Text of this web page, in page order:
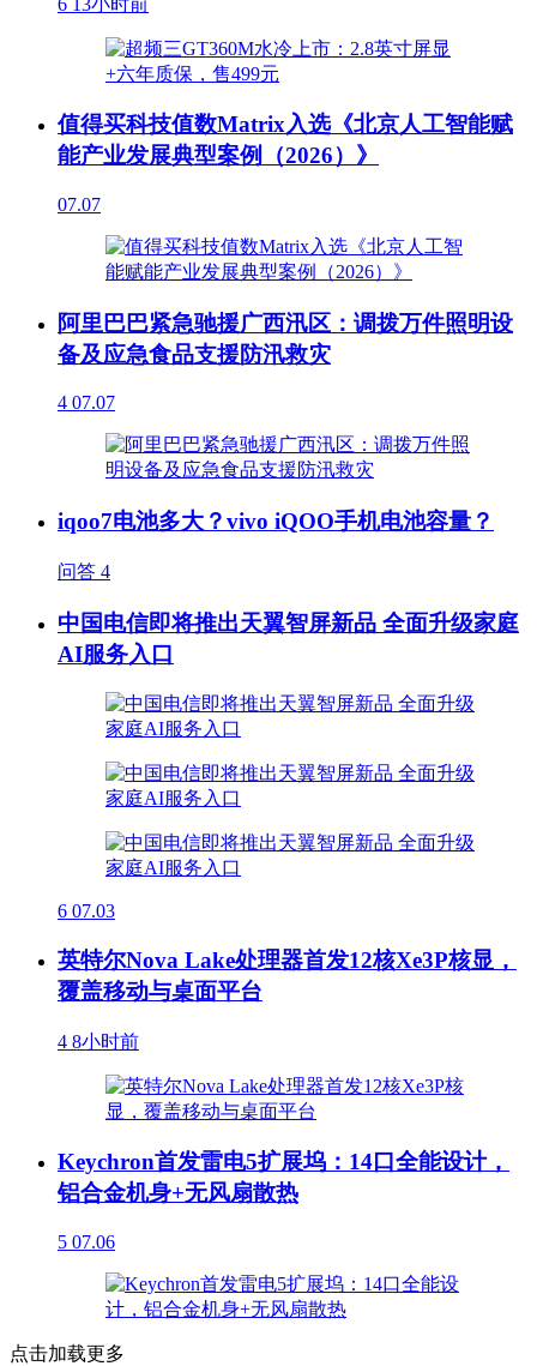
值得买科技值数Matrix入选《北京人工智能赋
能产业发展典型案例（2026）》
07.07
阿里巴巴紧急驰援广西汛区：调拨万件照明设
备及应急食品支援防汛救灾
4 07.07
iqoo7电池多大？vivo iQOO手机电池容量？
问答 4
中国电信即将推出天翼智屏新品 全面升级家庭
AI服务入口
6 07.03
英特尔Nova Lake处理器首发12核Xe3P核显，
覆盖移动与桌面平台
4 8小时前
Keychron首发雷电5扩展坞：14口全能设计，
铝合金机身+无风扇散热
5 07.06
点击加载更多